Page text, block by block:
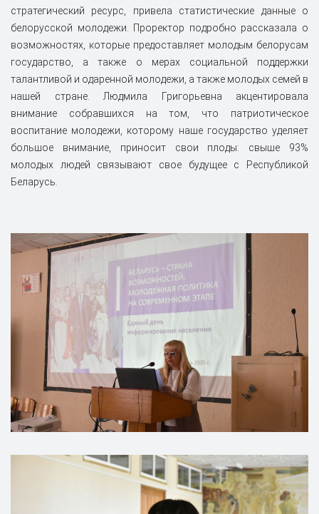
стратегический ресурс, привела статистические данные о
белорусской молодежи. Проректор подробно рассказала о
возможностях, которые предоставляет молодым белорусам
государство, а также о мерах социальной поддержки
талантливой и одаренной молодежи, а также молодых семей в
нашей стране. Людмила Григорьевна акцентировала
внимание собравшихся на том, что патриотическое
воспитание молодежи, которому наше государство уделяет
большое внимание, приносит свои плоды: свыше 93%
молодых людей связывают свое будущее с Республикой
Беларусь.